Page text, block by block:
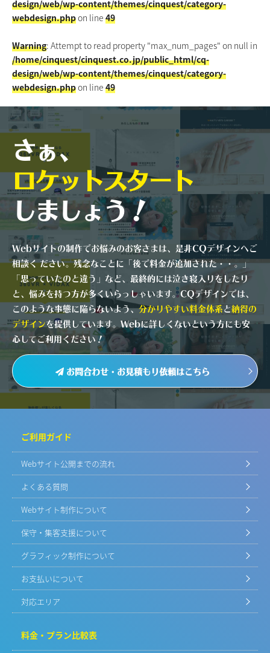
design/web/wp-content/themes/cinquest/category-
webdesign.phpon line 49
Warning: Attempt to read property "max_num_pages" on null in
/home/cinquest/cinquest.co.jp/public_html/cq-
design/web/wp-content/themes/cinquest/category-
webdesign.phpon line 49
さぁ、
ロケットスタート
しましょう！
Webサイトの制作でお悩みのお客さまは、是非CQデザインへご
相談く ださい。残念なことに「後で料金が追加された・・。」
「思っていたのと違う」など、最終的には泣き寝入りをしたり
と、悩みを持つ方が多くいらっしゃいます。CQデザインでは、
このような事態に陥らないよう、分かりやすい料金体系と納得の
デザインを提供しています。Webに詳しくないという方にも安
心してご利用ください！
お問合わせ・お見積もり依頼はこちら
ご利用ガイド
Webサイト公開までの流れ
よくある質問
Webサイト制作について
保守・集客支援について
グラフィック制作について
お支払いについて
対応エリア
料金・プラン比較表